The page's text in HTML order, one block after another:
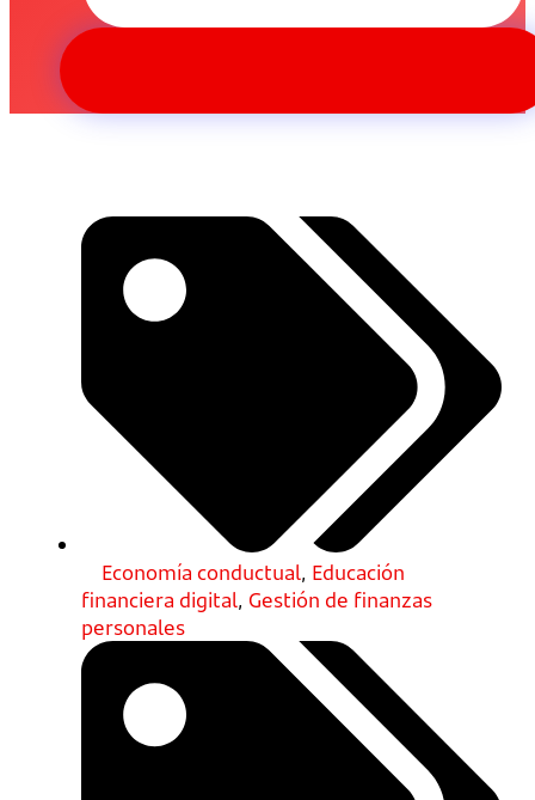
Economía conductual, Educación
financiera digital, Gestión de finanzas
personales